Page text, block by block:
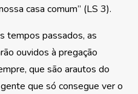
casa comum” (LS 3).
tempos passados, as
ouvidos à pregação
que são arautos do
que só consegue ver o